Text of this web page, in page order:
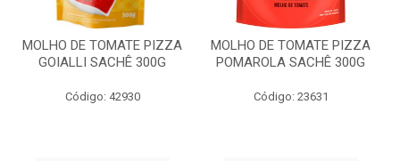
MOLHO DE TOMATE PIZZA
GOIALLI SACHÊ 300G
Código: 42930
MOLHO DE TOMATE PIZZA
POMAROLA SACHÊ 300G
Código: 23631